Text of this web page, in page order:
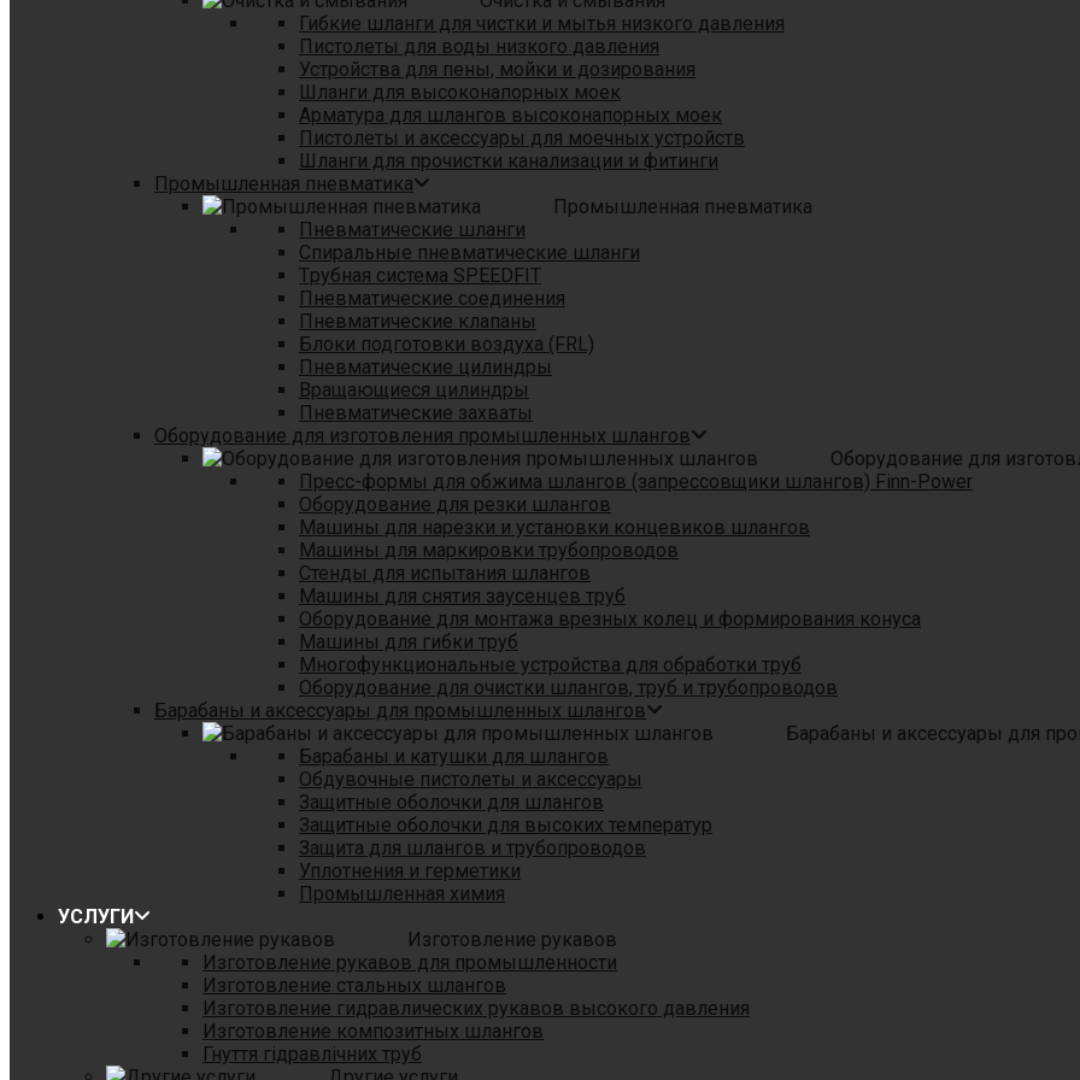
Гибкие шланги для чистки и мытья низкого давления
Пистолеты для воды низкого давления
Устройства для пены, мойки и дозирования
Шланги для высоконапорных моек
Арматура для шлангов высоконапорных моек
Пистолеты и аксессуары для моечных устройств
Шланги для прочистки канализации и фитинги
Промышленная пневматика
Промышленная пневматика
Пневматические шланги
Спиральные пневматические шланги
Tрубная система SPEEDFIT
Пневматические соединения
Пневматические клапаны
Блоки подготовки воздуха (FRL)
Пневматические цилиндры
Вращающиеся цилиндры
Пневматические захваты
Оборудование для изготовления промышленных шлангов
Оборудование для
Пресс-формы для обжима шлангов (запрессовщики шлангов) Finn-Power
Оборудование для резки шлангов
Машины для нарезки и установки концевиков шлангов
Машины для маркировки трубопроводов
Стенды для испытания шлангов
Машины для снятия заусенцев труб
Оборудование для монтажа врезных колец и формирования конуса
Машины для гибки труб
Многофункциональные устройства для обработки труб
Оборудование для очистки шлангов, труб и трубопроводов
Барабаны и аксессуары для промышленных шлангов
Барабаны и аксессуары для
Барабаны и катушки для шлангов
Обдувочные пистолеты и аксессуары
Защитные оболочки для шлангов
Защитные оболочки для высоких температур
Защита для шлангов и трубопроводов
Уплотнения и герметики
Промышленная химия
УСЛУГИ
Изготовление рукавов
Изготовление рукавов для промышленности
Изготовление стальных шлангов
Изготовление гидравлических рукавов высокого давления
Изготовление композитных шлангов
Гнуття гідравлічних труб